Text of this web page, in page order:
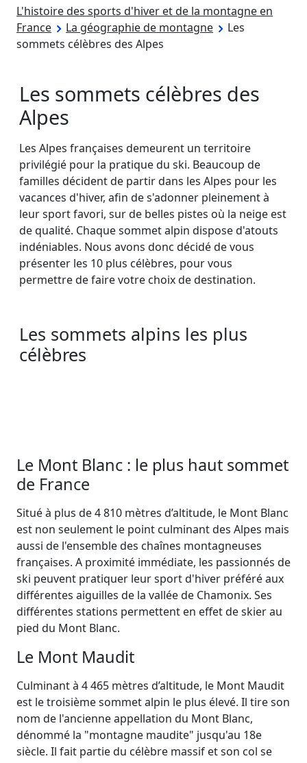
L'histoire des sports d'hiver et de la montagne en
France
La géographie de montagne
Les
sommets célèbres des Alpes
Les sommets célèbres des
Alpes
Les Alpes françaises demeurent un territoire
privilégié pour la pratique du ski. Beaucoup de
familles décident de partir dans les Alpes pour les
vacances d'hiver, afin de s'adonner pleinement à
leur sport favori, sur de belles pistes où la neige est
de qualité. Chaque sommet alpin dispose d'atouts
indéniables. Nous avons donc décidé de vous
présenter les 10 plus célèbres, pour vous
permettre de faire votre choix de destination.
Les sommets alpins les plus
célèbres
Le Mont Blanc : le plus haut sommet
de France
Situé à plus de 4 810 mètres d’altitude, le Mont Blanc
est non seulement le point culminant des Alpes mais
aussi de l'ensemble des chaînes montagneuses
françaises. A proximité immédiate, les passionnés de
ski peuvent pratiquer leur sport d'hiver préféré aux
différentes aiguilles de la vallée de Chamonix. Ses
différentes stations permettent en effet de skier au
pied du Mont Blanc.
Le Mont Maudit
Culminant à 4 465 mètres d’altitude, le Mont Maudit
est le troisième sommet alpin le plus élevé. Il tire son
nom de l'ancienne appellation du Mont Blanc,
dénommé la "montagne maudite" jusqu'au 18e
siècle. Il fait partie du célèbre massif et son col se